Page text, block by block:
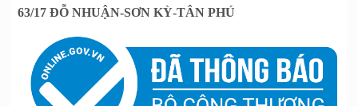
63/17 ĐỖ NHUẬN-SƠN KỲ-TÂN PHÚ